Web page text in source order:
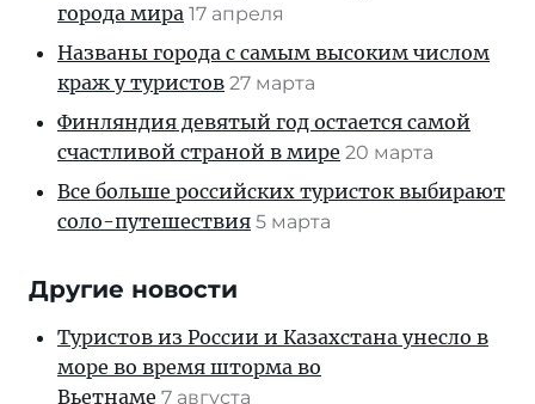
города мира 17 апреля
Названы города с самым высоким числом
краж у туристов 27 марта
Финляндия девятый год остается самой
счастливой страной в мире 20 марта
Все больше российских туристок выбирают
соло-путешествия 5 марта
Другие новости
Туристов из России и Казахстана унесло в
море во время шторма во
Вьетнаме 7 августа